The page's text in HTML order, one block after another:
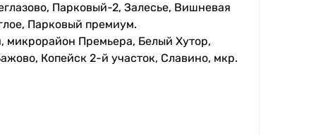
Парковый-2, Залесье, Вишневая
Парковый премиум.
Премьера, Белый Хутор,
Копейск 2-й участок, Славино, мкр.